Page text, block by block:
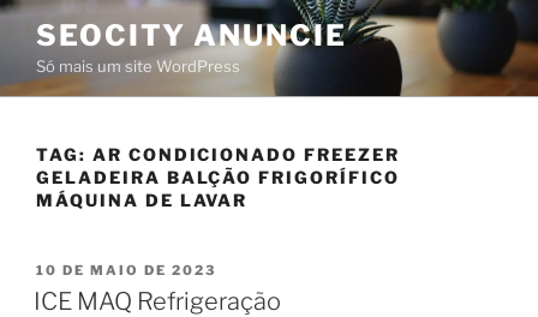
SEOCITY ANUNCIE
Só mais um site WordPress
TAG: AR CONDICIONADO FREEZER
GELADEIRA BALÇÃO FRIGORÍFICO
MÁQUINA DE LAVAR
10 DE MAIO DE 2023
ICE MAQ Refrigeração